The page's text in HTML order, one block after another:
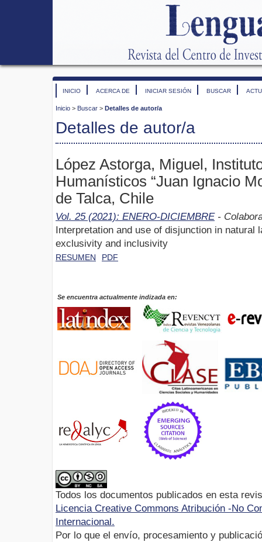
INICIO ACERCA DE INICIAR SESIÓN BUSCAR
Inicio > Buscar > Detalles de autor/a
Detalles de autor/a
López Astorga, Miguel,
Humanísticos “Juan Ignacio
de Talca, Chile
Vol. 25 (2021): ENERO-DICIEMBRE-
Interpretation and use of disjunction in natural
exclusivity and inclusivity
RESUMEN PDF
Se encuentra actualmente indizada en:
Todos los documentos publicados en esta
Licencia Creative Commons Atribución -No
Internacional.
Por lo que el envío, procesamiento y